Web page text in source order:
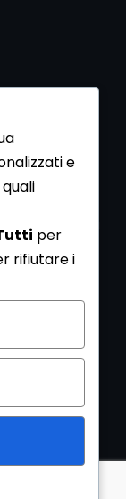
realizzata
nostra
aver letto
al trattamento
- [
e
per
rifiutare i